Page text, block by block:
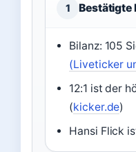
1 Bestätigte
Bilanz: 105
(Liveticker
12:1 ist der
(kicker.de)
Hansi Flick